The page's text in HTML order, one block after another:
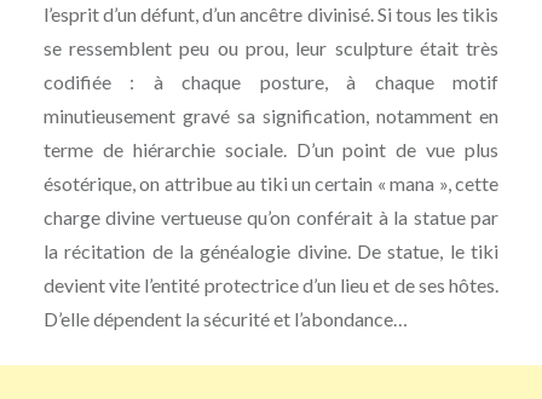
l’esprit d’un défunt, d’un ancêtre divinisé. Si tous les tikis
se ressemblent peu ou prou, leur sculpture était très
codifiée : à chaque posture, à chaque motif
minutieusement gravé sa signification, notamment en
terme de hiérarchie sociale. D’un point de vue plus
ésotérique, on attribue au tiki un certain « mana », cette
charge divine vertueuse qu’on conférait à la statue par
la récitation de la généalogie divine. De statue, le tiki
devient vite l’entité protectrice d’un lieu et de ses hôtes.
D’elle dépendent la sécurité et l’abondance…